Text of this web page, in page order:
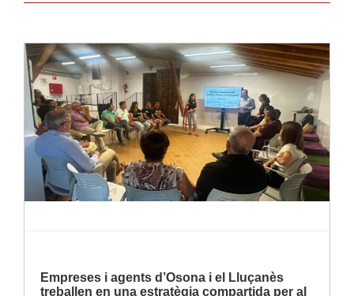
Llegir-ne més
Empreses i agents d’Osona i el Lluçanès
treballen en una estratègia compartida per al